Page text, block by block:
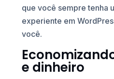
que você sempre tenha
experiente em
você.
e dinheiro